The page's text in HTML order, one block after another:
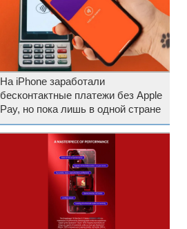
На iPhone заработали
бесконтактные платежи без Apple
Pay, но пока лишь в одной стране